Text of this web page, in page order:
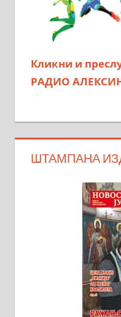
Кликни и
РАДИО
ШТАМПАНА